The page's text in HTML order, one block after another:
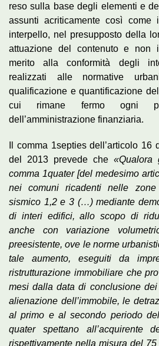
reso sulla base degli elementi e
assunti acriticamente così come
interpello, nel presupposto della
attuazione del contenuto e non
merito alla conformità degli
realizzati alle normative
qualificazione e quantificazione
cui rimane fermo ogni
dell’amministrazione finanziaria.
Il comma 1­septies dell’articolo
del 2013 prevede che
comma 1­quater [del medesimo
nei comuni ricadenti nelle
sismico 1,2 e 3 (…) mediante
di interi edifici, allo scopo di
anche con variazione
preesistente, ove le norme
tale aumento, eseguiti da
ristrutturazione immobiliare che
mesi dalla data di conclusione
alienazione dell’immobile, le
al primo e al secondo periodo
quater spettano all’acquirente
rispettivamente nella misura del